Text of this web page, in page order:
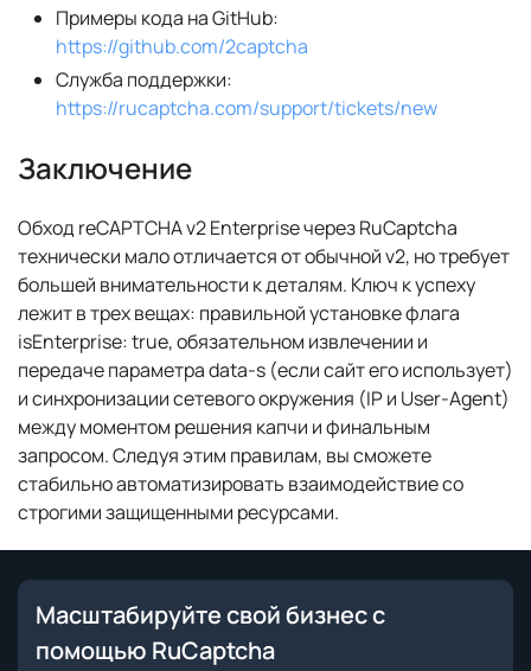
Примеры кода на GitHub:
https://github.com/2captcha
Служба поддержки:
https://rucaptcha.com/support/tickets/new
Заключение
Обход reCAPTCHA v2 Enterprise через RuCaptcha
технически мало отличается от обычной v2, но требует
большей внимательности к деталям. Ключ к успеху
лежит в трех вещах: правильной установке флага
isEnterprise: true, обязательном извлечении и
передаче параметра data-s (если сайт его использует)
и синхронизации сетевого окружения (IP и User-Agent)
между моментом решения капчи и финальным
запросом. Следуя этим правилам, вы сможете
стабильно автоматизировать взаимодействие со
строгими защищенными ресурсами.
Масштабируйте свой бизнес с
помощью RuCaptcha